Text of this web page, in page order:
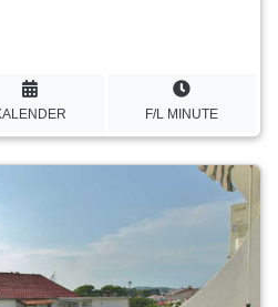
F/L MINUTE